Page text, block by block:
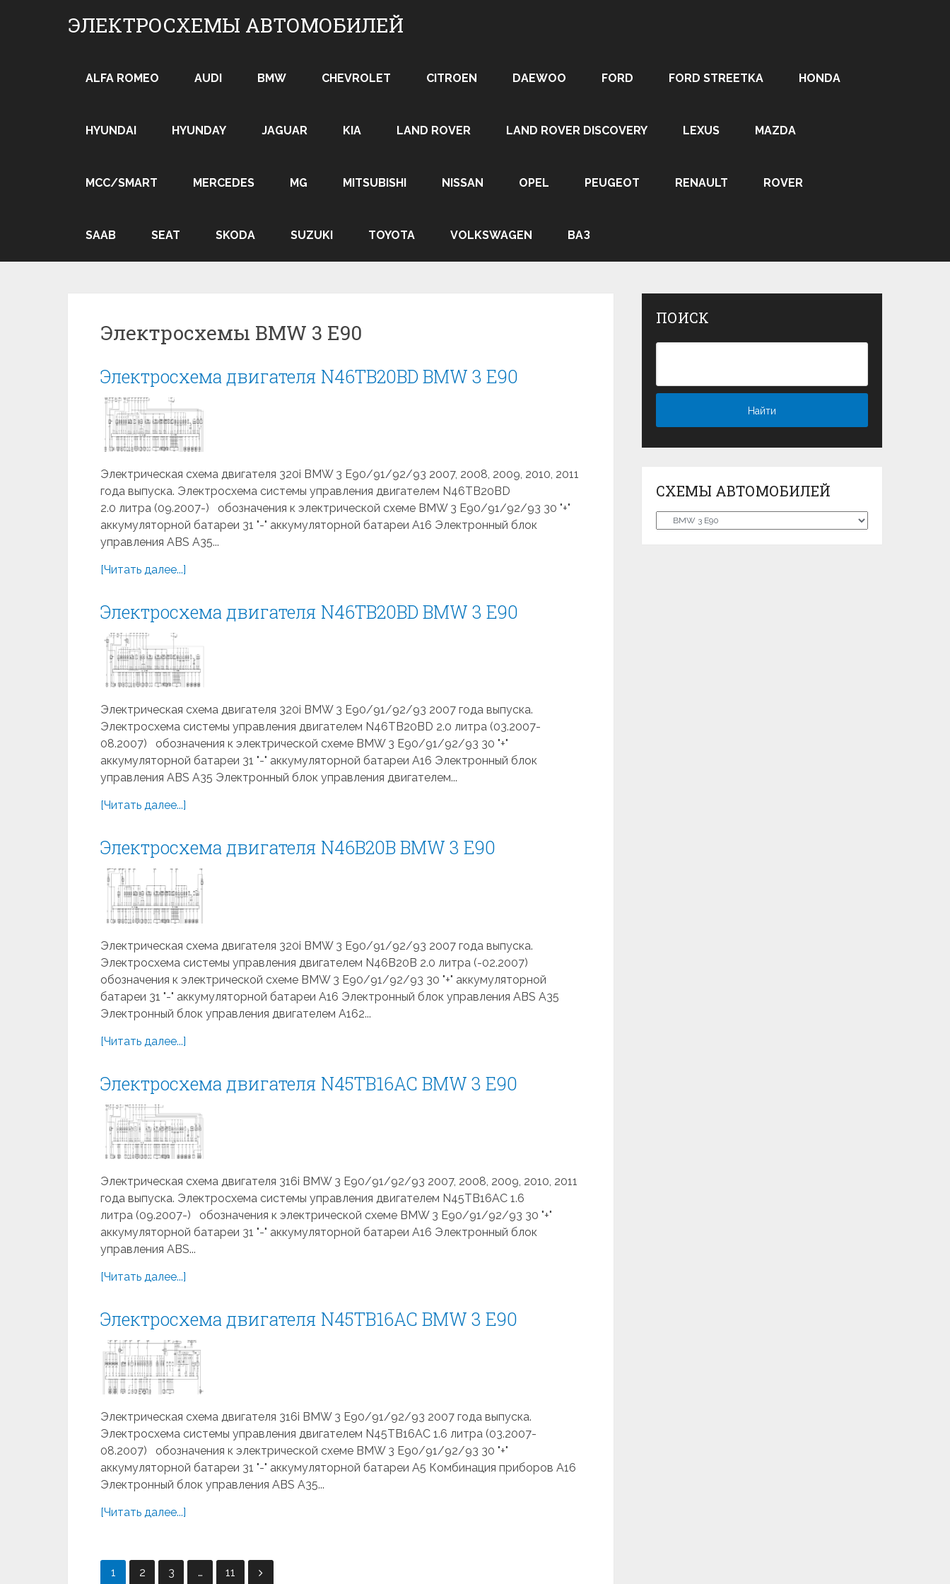
ЭЛЕКТРОСХЕМЫ АВТОМОБИЛЕЙ
ALFA ROMEO AUDI BMW CHEVROLET CITROEN DAEWOO FORD FORD STREETKA HONDA
HYUNDAI HYUNDAY JAGUAR KIA LAND ROVER LAND ROVER DISCOVERY LEXUS MAZDA
MCC/SMART MERCEDES MG MITSUBISHI NISSAN OPEL PEUGEOT RENAULT ROVER
SAAB SEAT SKODA SUZUKI TOYOTA VOLKSWAGEN ВАЗ
Электросхемы BMW 3 E90
Электросхема двигателя N46TB20ВD BMW 3 E90
Электрическая схема двигателя 320i BMW 3 E90/91/92/93 2007, 2008, 2009, 2010, 2011
года выпуска. Электросхема системы управления двигателем N46TB20ВD
2.0 литра (09.2007-) обозначения к электрической схеме BMW 3 E90/91/92/93 30 "+"
аккумуляторной батареи 31 "-" аккумуляторной батареи A16 Электронный блок
управления ABS A35...
[Читать далее...]
Электросхема двигателя N46TB20ВD BMW 3 E90
Электрическая схема двигателя 320i BMW 3 E90/91/92/93 2007 года выпуска.
Электросхема системы управления двигателем N46TB20ВD 2.0 литра (03.2007-
08.2007) обозначения к электрической схеме BMW 3 E90/91/92/93 30 "+"
аккумуляторной батареи 31 "-" аккумуляторной батареи A16 Электронный блок
управления ABS A35 Электронный блок управления двигателем...
[Читать далее...]
Электросхема двигателя N46B20В BMW 3 E90
Электрическая схема двигателя 320i BMW 3 E90/91/92/93 2007 года выпуска.
Электросхема системы управления двигателем N46B20В 2.0 литра (-02.2007)
обозначения к электрической схеме BMW 3 E90/91/92/93 30 "+" аккумуляторной
батареи 31 "-" аккумуляторной батареи A16 Электронный блок управления ABS A35
Электронный блок управления двигателем A162...
[Читать далее...]
Электросхема двигателя N45TB16AC BMW 3 E90
Электрическая схема двигателя 316i BMW 3 E90/91/92/93 2007, 2008, 2009, 2010, 2011
года выпуска. Электросхема системы управления двигателем N45TB16AC 1.6
литра (09.2007-) обозначения к электрической схеме BMW 3 E90/91/92/93 30 "+"
аккумуляторной батареи 31 "-" аккумуляторной батареи A16 Электронный блок
управления ABS...
[Читать далее...]
Электросхема двигателя N45TB16AC BMW 3 E90
Электрическая схема двигателя 316i BMW 3 E90/91/92/93 2007 года выпуска.
Электросхема системы управления двигателем N45TB16AC 1.6 литра (03.2007-
08.2007) обозначения к электрической схеме BMW 3 E90/91/92/93 30 "+"
аккумуляторной батареи 31 "-" аккумуляторной батареи A5 Комбинация приборов A16
Электронный блок управления ABS A35...
[Читать далее...]
Навигация
1 2 3 … 11
ПОИСК
СХЕМЫ АВТОМОБИЛЕЙ
Схемы